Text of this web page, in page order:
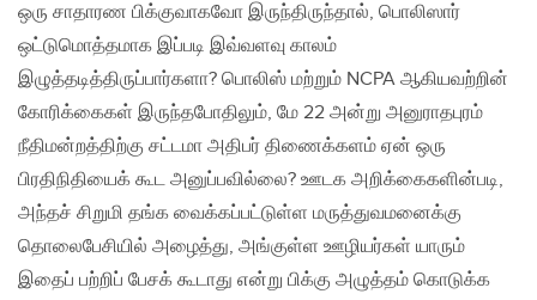
ஒரு சாதாரண பிக்குவாகவோ இருந்திருந்தால், பொலிஸார்
ஒட்டுமொத்தமாக இப்படி இவ்வளவு காலம்
இழுத்தடித்திருப்பார்களா? பொலிஸ் மற்றும் NCPA ஆகியவற்றின்
கோரிக்கைகள் இருந்தபோதிலும், மே 22 அன்று அனுராதபுரம்
நீதிமன்றத்திற்கு சட்டமா அதிபர் திணைக்களம் ஏன் ஒரு
பிரதிநிதியைக் கூட அனுப்பவில்லை? ஊடக அறிக்கைகளின்படி,
அந்தச் சிறுமி தங்க வைக்கப்பட்டுள்ள மருத்துவமனைக்கு
தொலைபேசியில் அழைத்து, அங்குள்ள ஊழியர்கள் யாரும்
இதைப் பற்றிப் பேசக் கூடாது என்று பிக்கு அழுத்தம் கொடுக்க